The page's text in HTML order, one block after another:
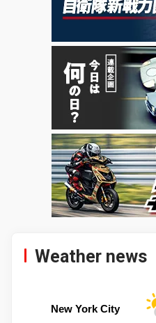
Weather news
New York City